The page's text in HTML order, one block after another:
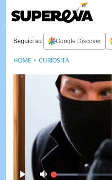
Seguici su: Google Discover
Loaded :25.30%
HOME CURIOSITÀ